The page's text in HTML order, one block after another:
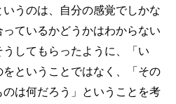
うのは、自分の感覚でしかな
ているかどうかはわからない
してもらったように、「い
ということではなく、「その
は何だろう」ということを考